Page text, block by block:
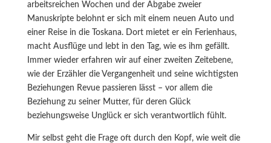
arbeitsreichen Wochen und der Abgabe zweier
Manuskripte belohnt er sich mit einem neuen Auto und
einer Reise in die Toskana. Dort mietet er ein Ferienhaus,
macht Ausflüge und lebt in den Tag, wie es ihm gefällt.
Immer wieder erfahren wir auf einer zweiten Zeitebene,
wie der Erzähler die Vergangenheit und seine wichtigsten
Beziehungen Revue passieren lässt – vor allem die
Beziehung zu seiner Mutter, für deren Glück
beziehungsweise Unglück er sich verantwortlich fühlt.
Mir selbst geht die Frage oft durch den Kopf, wie weit die